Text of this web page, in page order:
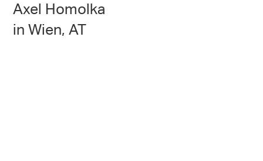
Axel Homolka
in Wien, AT